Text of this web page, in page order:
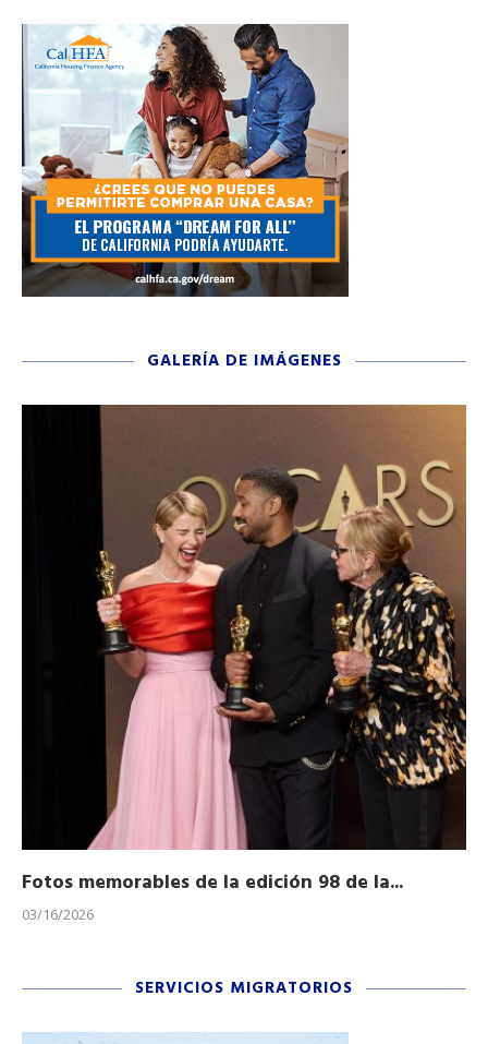
GALERÍA DE IMÁGENES
Fotos memorables de la edición 98 de la...
03/16/2026
SERVICIOS MIGRATORIOS